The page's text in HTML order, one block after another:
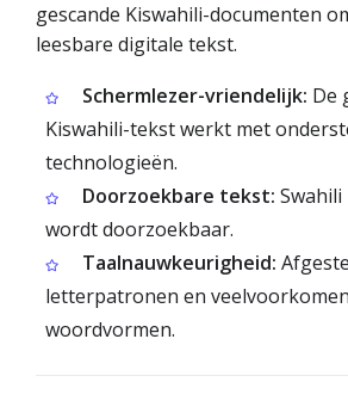
gescande Kiswahili-documenten
leesbare digitale tekst.
Schermlezer-vriendelijk: De
Kiswahili-tekst werkt met
technologieën.
Doorzoekbare tekst: Swahili
wordt doorzoekbaar.
Taalnauwkeurigheid:
letterpatronen en
woordvormen.